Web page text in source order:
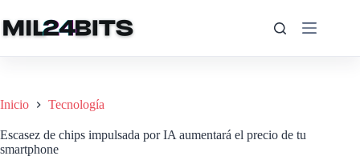
al
contenido
Inicio Tecnología
Escasez de chips impulsada por IA aumentará el precio de tu
smartphone